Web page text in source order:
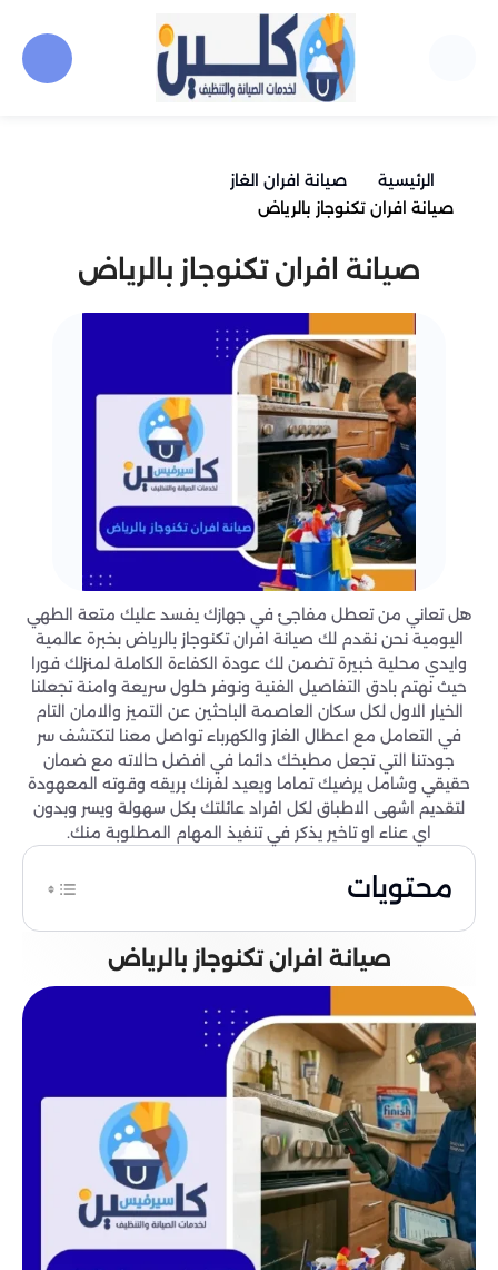
الرئيسية
صيانة افران الغاز
صيانة افران تكنوجاز بالرياض
صيانة افران تكنوجاز بالرياض
هل تعاني من تعطل مفاجئ في جهازك يفسد عليك متعة الطهي
اليومية نحن نقدم لك صيانة افران تكنوجاز بالرياض بخبرة عالمية
وايدي محلية خبيرة تضمن لك عودة الكفاءة الكاملة لمنزلك فورا
حيث نهتم بادق التفاصيل الفنية ونوفر حلول سريعة وامنة تجعلنا
الخيار الاول لكل سكان العاصمة الباحثين عن التميز والامان التام
في التعامل مع اعطال الغاز والكهرباء تواصل معنا لتكتشف سر
جودتنا التي تجعل مطبخك دائما في افضل حالاته مع ضمان
حقيقي وشامل يرضيك تماما ويعيد لفرنك بريقه وقوته المعهودة
لتقديم اشهى الاطباق لكل افراد عائلتك بكل سهولة ويسر وبدون
اي عناء او تاخير يذكر في تنفيذ المهام المطلوبة منك.
محتويات
صيانة افران تكنوجاز بالرياض